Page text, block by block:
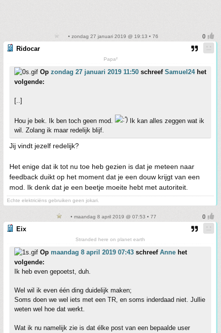
• zondag 27 januari 2019 @ 19:13 • 76
Ridocar
Papa²
Op zondag 27 januari 2019 11:50 schreef Samuel24het
volgende:
[..]
Hou je bek. Ik ben toch geen mod.
Ik kan alles zeggen wat ik
wil. Zolang ik maar redelijk blijf.
Jij vindt jezelf redelijk?
Het enige dat ik tot nu toe heb gezien is dat je meteen naar
feedback duikt op het moment dat je een douw krijgt van een
mod. Ik denk dat je een beetje moeite hebt met autoriteit.
Echte elektriciëns gebruiken geen jokari.
• maandag 8 april 2019 @ 07:53 • 77
Eix
Stranded here on planet earth
Op maandag 8 april 2019 07:43 schreef Anne het
volgende:
Ik heb even gepoetst, duh.
Wel wil ik even één ding duidelijk maken;
Soms doen we wel iets met een TR, en soms inderdaad niet. Jullie
weten wel hoe dat werkt.
Wat ik nu namelijk zie is dat élke post van een bepaalde user